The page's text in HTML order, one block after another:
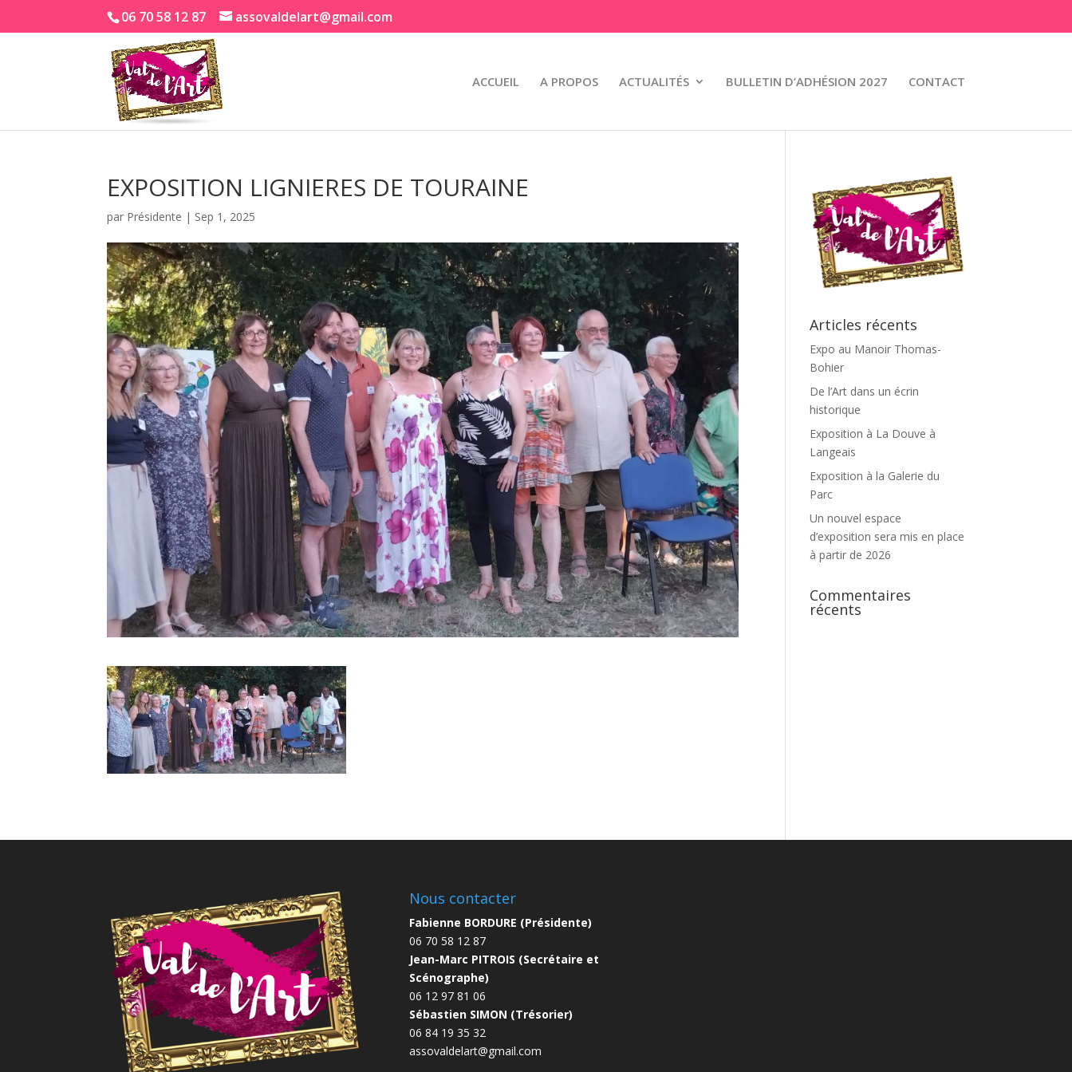
06 70 58 12 87 assovaldelart@gmail.com
ACCUEIL A PROPOS ACTUALITÉS BULLETIN D’ADHÉSION 2027 CONTACT
EXPOSITION LIGNIERES DE TOURAINE
par Présidente | Sep 1, 2025
Articles récents
Expo au Manoir Thomas-
Bohier
De l’Art dans un écrin
historique
Exposition à La Douve à
Langeais
Exposition à la Galerie du
Parc
Un nouvel espace
d’exposition sera mis en place
à partir de 2026
Commentaires
récents
Nous contacter
Fabienne BORDURE (Présidente)
06 70 58 12 87
Jean-Marc PITROIS (Secrétaire et
Scénographe)
06 12 97 81 06
Sébastien SIMON (Trésorier)
06 84 19 35 32
assovaldelart@gmail.com